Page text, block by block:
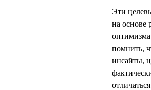
Эти
на основе
помнить,
инсайты,